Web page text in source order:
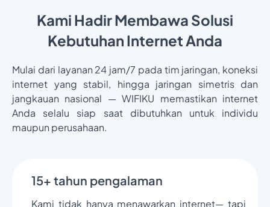
Kami Hadir Membawa Solusi
Kebutuhan Internet Anda
Mulai dari layanan 24 jam/7 pada tim jaringan, koneksi
internet yang stabil, hingga jaringan simetris dan
jangkauan nasional — WIFIKU memastikan internet
Anda selalu siap saat dibutuhkan untuk individu
maupun perusahaan.
15+ tahun pengalaman
Kami tidak hanya menawarkan internet— tapi